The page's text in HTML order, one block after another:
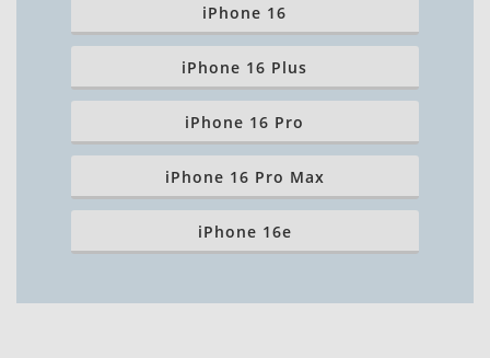
iPhone 16
iPhone 16 Plus
iPhone 16 Pro
iPhone 16 Pro Max
iPhone 16e